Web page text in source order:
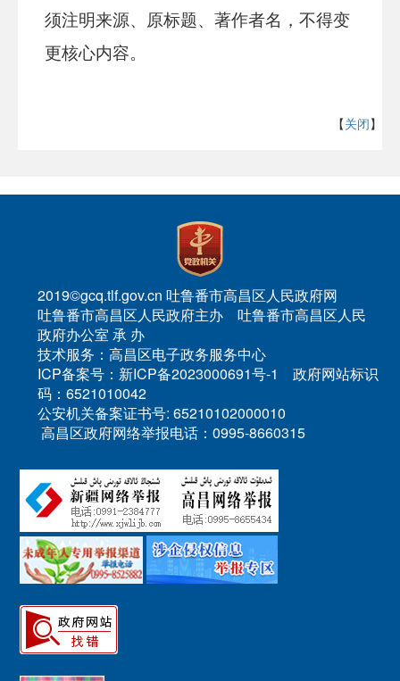
须注明来源、原标题、著作者名，不得变
更核心内容。
【关闭】
2019©gcq.tlf.gov.cn 吐鲁番市高昌区人民政府网
吐鲁番市高昌区人民政府主办 吐鲁番市高昌区人民
政府办公室 承 办
技术服务：高昌区电子政务服务中心
ICP备案号：新ICP备2023000691号-1 政府网站标识
码：6521010042
公安机关备案证书号: 65210102000010
高昌区政府网络举报电话：0995-8660315